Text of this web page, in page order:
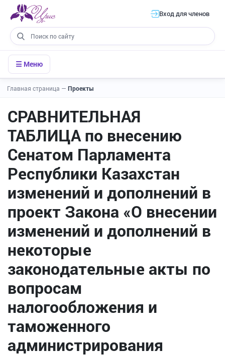
Вход для членов
☰ Меню
Главная страница — Проекты
СРАВНИТЕЛЬНАЯ
ТАБЛИЦА по внесению
Сенатом Парламента
Республики Казахстан
изменений и дополнений в
проект Закона «О внесении
изменений и дополнений в
некоторые
законодательные акты по
вопросам
налогообложения и
таможенного
администрирования